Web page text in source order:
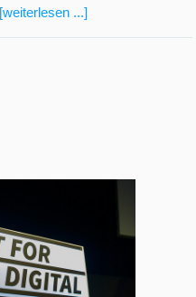
[weiterlesen ...]